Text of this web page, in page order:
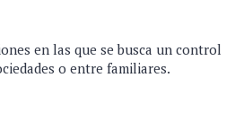
en las que se busca un control
o entre familiares.